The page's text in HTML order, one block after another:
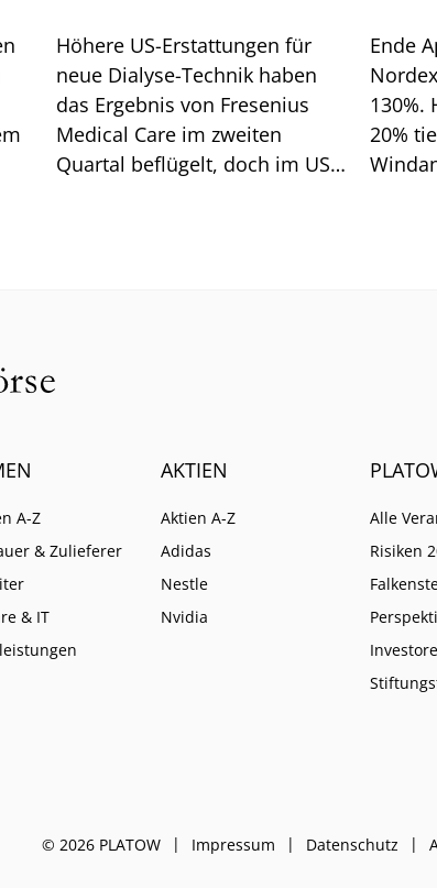
Höhere US-Erstattungen für
neue Dialyse-Technik haben
das Ergebnis von Fresenius
Medical Care im zweiten
Quartal beflügelt, doch im US-
Ende
130%.
20%
A-Z
& Zulieferer
& IT
AKTIEN
Aktien A-Z
Adidas
Nestle
Nvidia
Alle
Risiken
© 2026 PLATOW Impressum Datenschutz